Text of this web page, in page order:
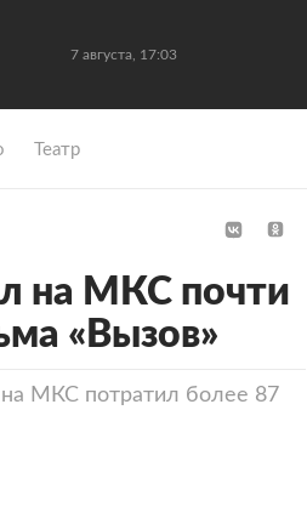
7 августа, 17:03
Театр
на МКС почти
«Вызов»
МКС потратил более 87